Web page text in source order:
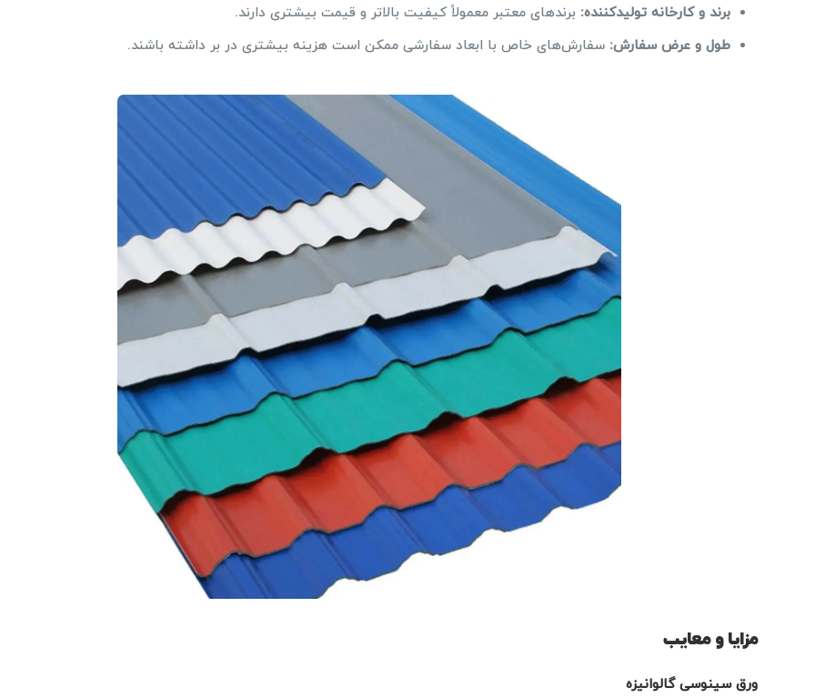
برند و کارخانه تولیدکننده: برندهای معتبر معمولاً کیفیت بالاتر و قیمت بیشتری دارند.
طول و عرض سفارش: سفارش‌های خاص با ابعاد سفارشی ممکن است هزینه بیشتری در بر داشته باشند.
مزایا و معایب
ورق سینوسی گالوانیزه